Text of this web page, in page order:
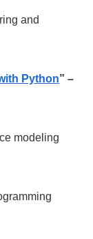
and
Python” –
modeling